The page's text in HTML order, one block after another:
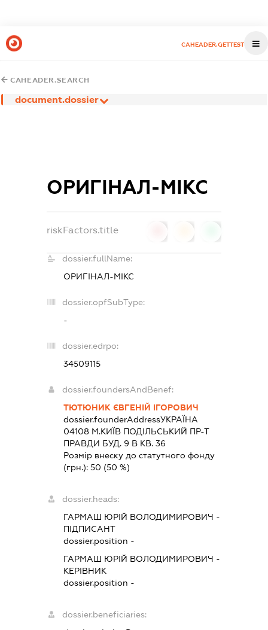
CAHEADER.GETTEST
CAHEADER.SEARCH
document.dossier
ОРИГІНАЛ-МІКС
riskFactors.title
dossier.fullName:
ОРИГІНАЛ-МІКС
dossier.opfSubType:
-
dossier.edrpo:
34509115
dossier.foundersAndBenef:
ТЮТЮНИК ЄВГЕНІЙ ІГОРОВИЧ
dossier.founderAddressУКРАЇНА
04108 М.КИЇВ ПОДІЛЬСЬКИЙ ПР-Т
ПРАВДИ БУД. 9 В КВ. 36
Розмір внеску до статутного фонду
(грн.): 50 (50 %)
dossier.heads:
ГАРМАШ ЮРІЙ ВОЛОДИМИРОВИЧ -
ПІДПИСАНТ
dossier.position -
ГАРМАШ ЮРІЙ ВОЛОДИМИРОВИЧ -
КЕРІВНИК
dossier.position -
dossier.beneficiaries: